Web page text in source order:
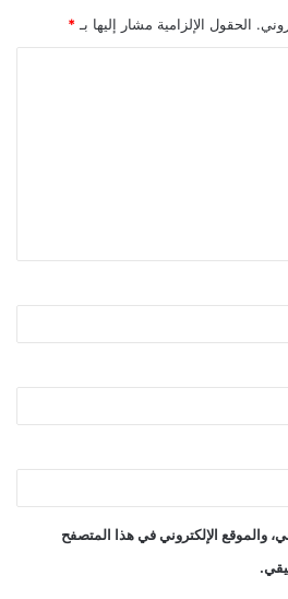
الحقول الإلزامية مشار إليها بـ *
والموقع الإلكتروني في هذا المتصفح